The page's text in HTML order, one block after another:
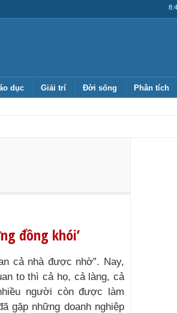
dục Giải trí Đời sống Phân tích
đồng khói’
cả nhà được nhờ”. Nay,
to thì cả họ, cả làng, cả
người còn được làm
gặp những doanh nghiệp